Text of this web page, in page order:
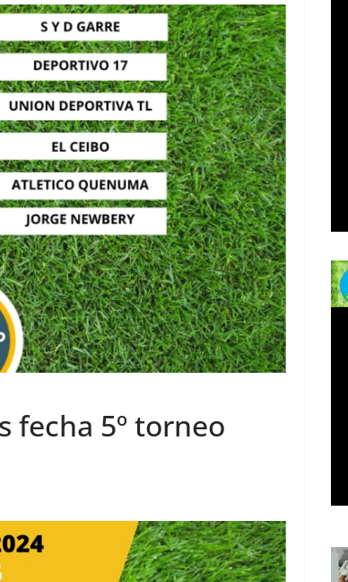
fecha 5º torneo